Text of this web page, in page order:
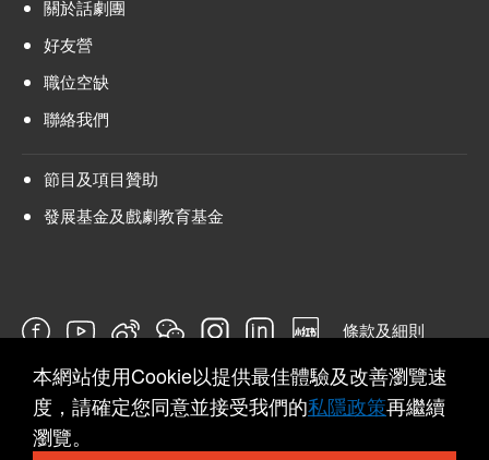
關於話劇團
好友營
職位空缺
聯絡我們
節目及項目贊助
發展基金及戲劇教育基金
條款及細則
問卷
本網站使用Cookie以提供最佳體驗及改善瀏覽速
度，請確定您同意並接受我們的私隱政策再繼續
瀏覽。